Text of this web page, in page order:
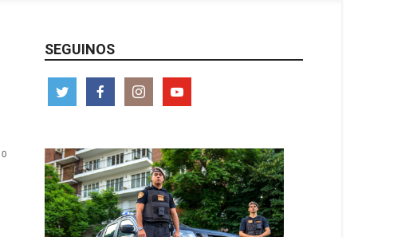
0
SEGUINOS